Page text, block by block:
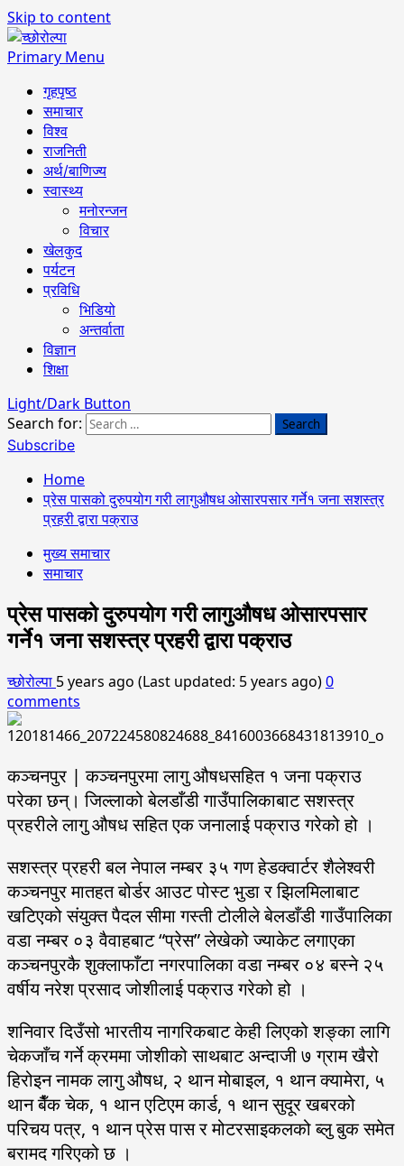
Skip to content
Primary Menu
गृहपृष्ठ
समाचार
विश्व
राजनिती
अर्थ/बाणिज्य
स्वास्थ्य
मनोरन्जन
विचार
खेलकुद
पर्यटन
प्रविधि
भिडियो
अन्तर्वाता
विज्ञान
शिक्षा
Light/Dark Button
Search for:
Subscribe
Home
प्रेस पासको दुरुपयोग गरी लागुऔषध ओसारपसार गर्ने१ जना सशस्त्र
प्रहरी द्वारा पक्राउ
मुख्य समाचार
समाचार
प्रेस पासको दुरुपयोग गरी लागुऔषध ओसारपसार
गर्ने१ जना सशस्त्र प्रहरी द्वारा पक्राउ
च्छोरोल्पा 5 years ago (Last updated: 5 years ago)0
comments
कञ्चनपुर | कञ्चनपुरमा लागु औषधसहित १ जना पक्राउ
परेका छन्। जिल्लाको बेलडाँडी गाउँपालिकाबाट सशस्त्र
प्रहरीले लागु औषध सहित एक जनालाई पक्राउ गरेको हो ।
सशस्त्र प्रहरी बल नेपाल नम्बर ३५ गण हेडक्वार्टर शैलेश्वरी
कञ्चनपुर मातहत बोर्डर आउट पोस्ट भुडा र झिलमिलाबाट
खटिएको संयुक्त पैदल सीमा गस्ती टोलीले बेलडाँडी गाउँपालिका
वडा नम्बर ०३ वैवाहबाट “प्रेस” लेखेको ज्याकेट लगाएका
कञ्चनपुरकै शुक्लाफाँटा नगरपालिका वडा नम्बर ०४ बस्ने २५
वर्षीय नरेश प्रसाद जोशीलाई पक्राउ गरेको हो ।
शनिवार दिउँसो भारतीय नागरिकबाट केही लिएको शङ्का लागि
चेकजाँच गर्ने क्रममा जोशीको साथबाट अन्दाजी ७ ग्राम खैरो
हिरोइन नामक लागु औषध, २ थान मोबाइल, १ थान क्यामेरा, ५
थान बैँक चेक, १ थान एटिएम कार्ड, १ थान सुदूर खबरको
परिचय पत्र, १ थान प्रेस पास र मोटरसाइकलको ब्लु बुक समेत
बरामद गरिएको छ ।